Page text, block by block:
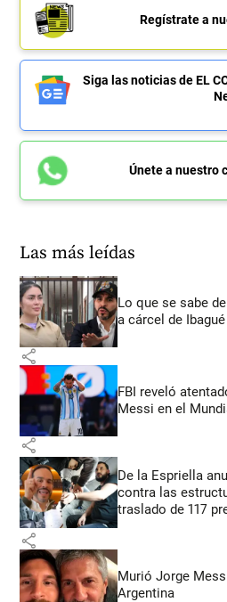
Regístrate a
Siga las noticias de EL
Únete a nuestro
Las más leídas
Lo que se sabe
a cárcel de
share
FBI reveló
Messi en el
share
De la Espriella
contra las
traslado de 117
share
Murió Jorge
Argentina